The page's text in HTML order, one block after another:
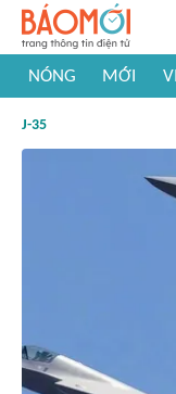
NÓNG MỚI
#Khám phá thế giới
J-35